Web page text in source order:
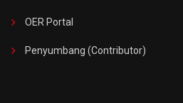
OER Portal
Penyumbang (Contributor)